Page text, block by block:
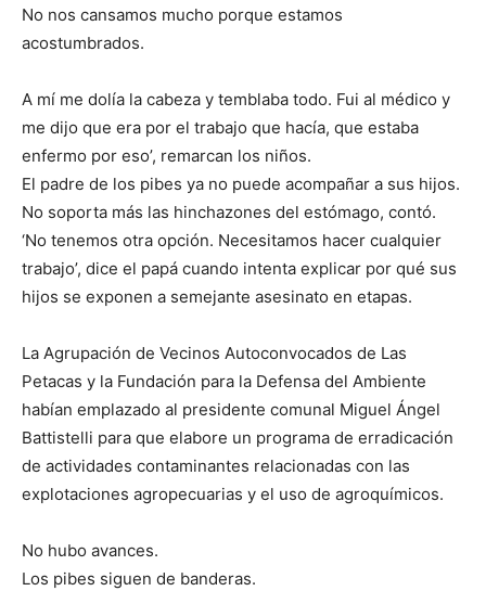
No nos cansamos mucho porque estamos
acostumbrados.
A mí me dolía la cabeza y temblaba todo. Fui al médico y
me dijo que era por el trabajo que hacía, que estaba
enfermo por eso’, remarcan los niños.
El padre de los pibes ya no puede acompañar a sus hijos.
No soporta más las hinchazones del estómago, contó.
‘No tenemos otra opción. Necesitamos hacer cualquier
trabajo’, dice el papá cuando intenta explicar por qué sus
hijos se exponen a semejante asesinato en etapas.
La Agrupación de Vecinos Autoconvocados de Las
Petacas y la Fundación para la Defensa del Ambiente
habían emplazado al presidente comunal Miguel Ángel
Battistelli para que elabore un programa de erradicación
de actividades contaminantes relacionadas con las
explotaciones agropecuarias y el uso de agroquímicos.
No hubo avances.
Los pibes siguen de banderas.